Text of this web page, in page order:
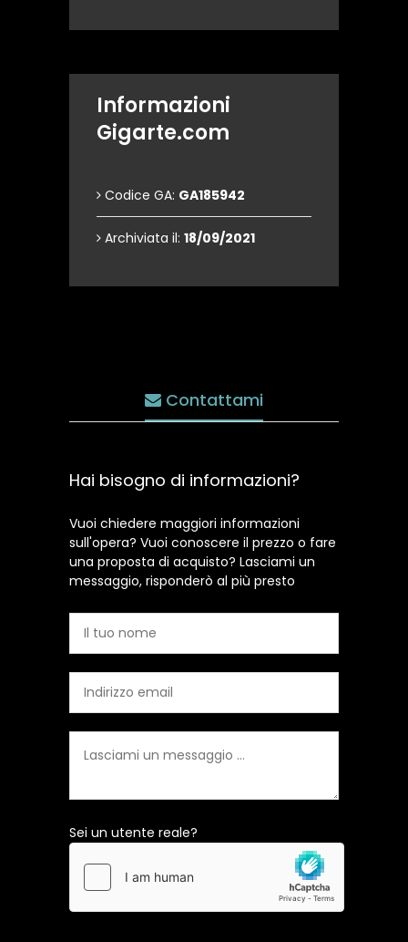
Informazioni
Gigarte.com
Codice GA: GA185942
Archiviata il: 18/09/2021
Contattami
Hai bisogno di informazioni?
Vuoi chiedere maggiori informazioni
sull'opera? Vuoi conoscere il prezzo o fare
una proposta di acquisto? Lasciami un
messaggio, risponderò al più presto
Sei un utente reale?